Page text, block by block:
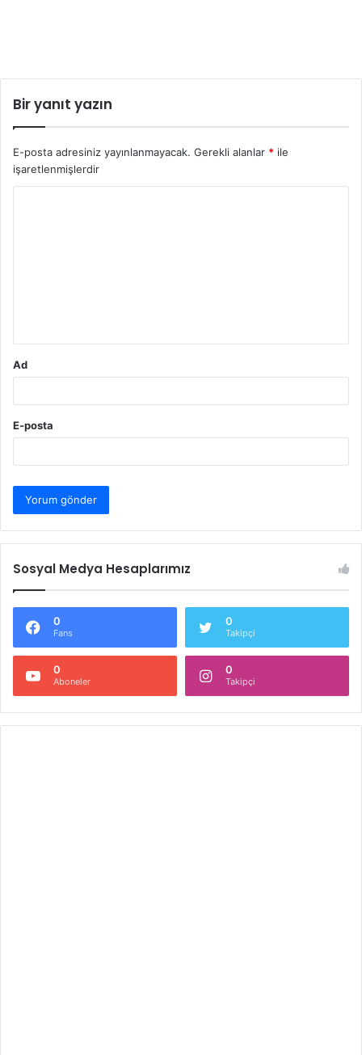
Bir yanıt yazın
E-posta adresiniz yayınlanmayacak. Gerekli alanlar * ile
işaretlenmişlerdir
Ad
E-posta
Sosyal Medya Hesaplarımız
0
Fans
0
Takipçi
0
Aboneler
0
Takipçi